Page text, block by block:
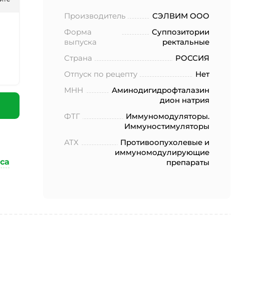
Производитель
СЭЛВИМ ООО
Форма
выпуска
Суппозитории
ректальные
Страна
РОССИЯ
Отпуск по рецепту
Нет
МНН
Аминодигидрофталазин
дион натрия
ФТГ
Иммуномодуляторы.
Иммуностимуляторы
АТХ
Противоопухолевые и
иммуномодулирующие
препараты
определенных в
*